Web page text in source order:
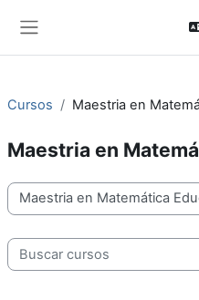
Cursos Maestria en
Maestria en
Categorías
Buscar cursos